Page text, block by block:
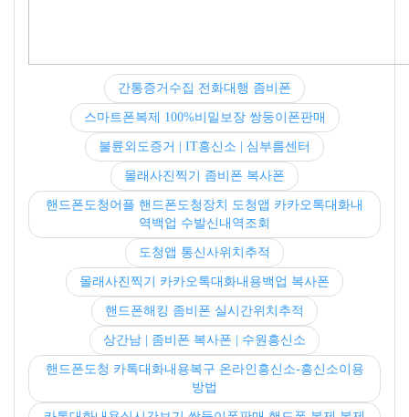
간통증거수집 전화대행 좀비폰
스마트폰복제 100%비밀보장 쌍둥이폰판매
불륜외도증거 | IT흥신소 | 심부름센터
몰래사진찍기 좀비폰 복사폰
핸드폰도청어플 핸드폰도청장치 도청앱 카카오톡대화내
역백업 수발신내역조회
도청앱 통신사위치추적
몰래사진찍기 카카오톡대화내용백업 복사폰
핸드폰해킹 좀비폰 실시간위치추적
상간남 | 좀비폰 복사폰 | 수원흥신소
핸드폰도청 카톡대화내용복구 온라인흥신소-흥신소이용
방법